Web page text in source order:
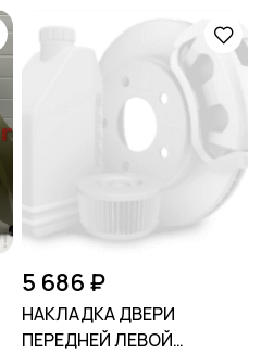
5 686 ₽
НАКЛАДКА ДВЕРИ
ПЕРЕДНЕЙ ЛЕВОЙ